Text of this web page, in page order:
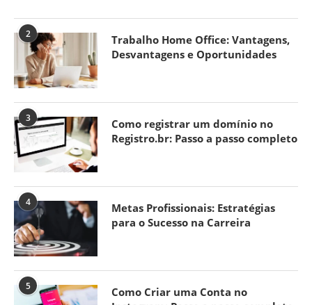
2
Trabalho Home Office: Vantagens,
Desvantagens e Oportunidades
3
Como registrar um domínio no
Registro.br: Passo a passo completo
4
Metas Profissionais: Estratégias
para o Sucesso na Carreira
5
Como Criar uma Conta no